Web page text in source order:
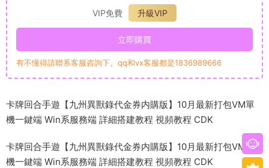
VIP免費
升級VIP
立即購買
有不懂得請聯系客服咨詢下。qq和vx客服都是1836989666
卡牌回合手遊【九州異獸錄代金券内購版】10月最新打包VM單
機一鍵端 Win系服務端 詳細搭建教程 視頻教程 CDK
卡牌回合手遊【九州異獸錄代金券内購版】10月最新打包VM單
機一鍵端 Win系服務端 詳細搭建教程 視頻教程 CDK